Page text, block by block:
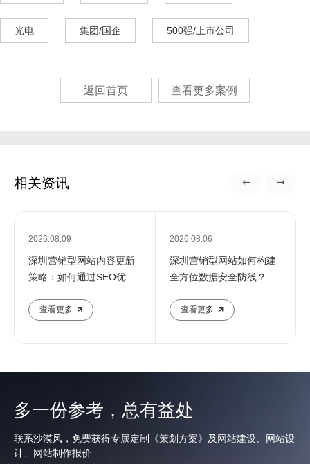
光电 集团/国企 500强/上市公司
返回首页 查看更多案例
相关资讯
2026.08.09
深圳营销型网站内容更新
策略：如何通过SEO优化
查看更多
2026.08.06
深圳营销型网站如何构建
全方位数据安全防线？专
查看更多
多一份参考，总有益处
联系沙漠风，免费获得专属定制《策划方案》及网站建设、网站设
计、网站制作报价